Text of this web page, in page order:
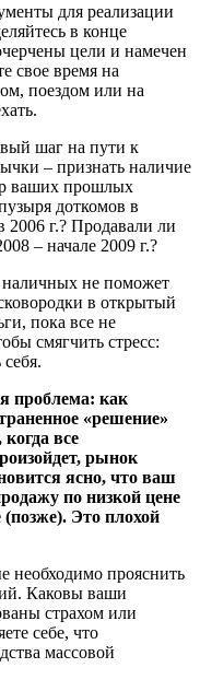
для реализации
в конце
цели и намечен
свое время на
поездом или на
шаг на пути к
– признать наличие
ваших прошлых
доткомов в
2006 г.? Продавали ли
– начале 2009 г.?
наличных не поможет
в открытый
пока все не
смягчить стресс:
проблема: как
«решение»
все
рынок
ясно, что ваш
по низкой цене
Это плохой
необходимо прояснить
Каковы ваши
страхом или
себе, что
массовой